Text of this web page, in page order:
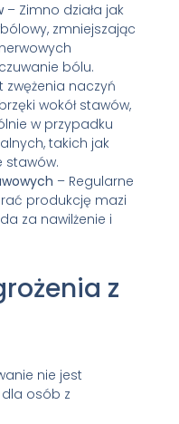
– Zimno działa jak
zmniejszając
bólu.
zwężenia naczyń
wokół stawów,
w przypadku
takich jak
stawów.
– Regularne
produkcję mazi
za nawilżenie i
z
nie jest
dla osób z